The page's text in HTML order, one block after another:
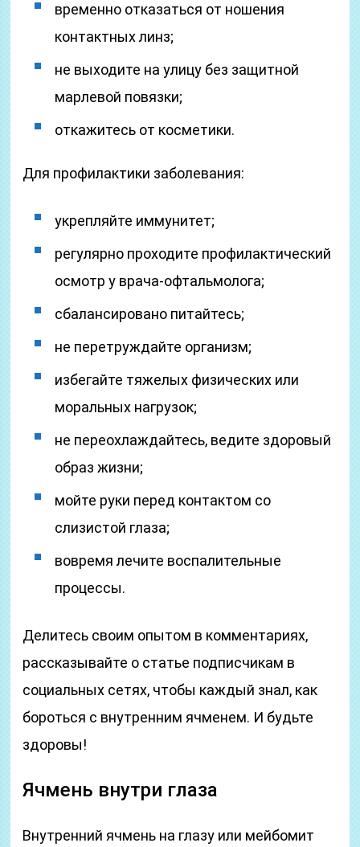
временно отказаться от ношения
контактных линз;
не выходите на улицу без защитной
марлевой повязки;
откажитесь от косметики.
Для профилактики заболевания:
укрепляйте иммунитет;
регулярно проходите профилактический
осмотр у врача-офтальмолога;
сбалансировано питайтесь;
не перетруждайте организм;
избегайте тяжелых физических или
моральных нагрузок;
не переохлаждайтесь, ведите здоровый
образ жизни;
мойте руки перед контактом со
слизистой глаза;
вовремя лечите воспалительные
процессы.
Делитесь своим опытом в комментариях,
рассказывайте о статье подписчикам в
социальных сетях, чтобы каждый знал, как
бороться с внутренним ячменем. И будьте
здоровы!
Ячмень внутри глаза
Внутренний ячмень на глазу или мейбомит